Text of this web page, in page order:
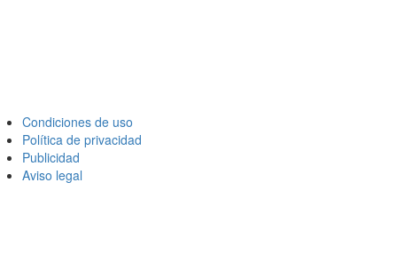
Condiciones de uso
Política de privacidad
Publicidad
Aviso legal